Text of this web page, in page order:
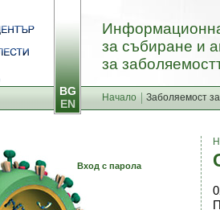
за събиране и
за
Начало Заболяемост
BG
EN
Вход с парола